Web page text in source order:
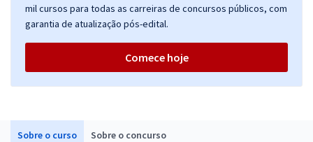
Sobre o curso Sobre o concurso
mil cursos para todas as carreiras de concursos públicos, com
garantia de atualização pós-edital.
Comece hoje